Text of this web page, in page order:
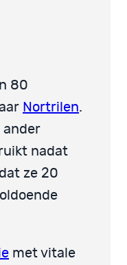
80
Nortrilen.
ander
nadat
dat ze 20
met vitale